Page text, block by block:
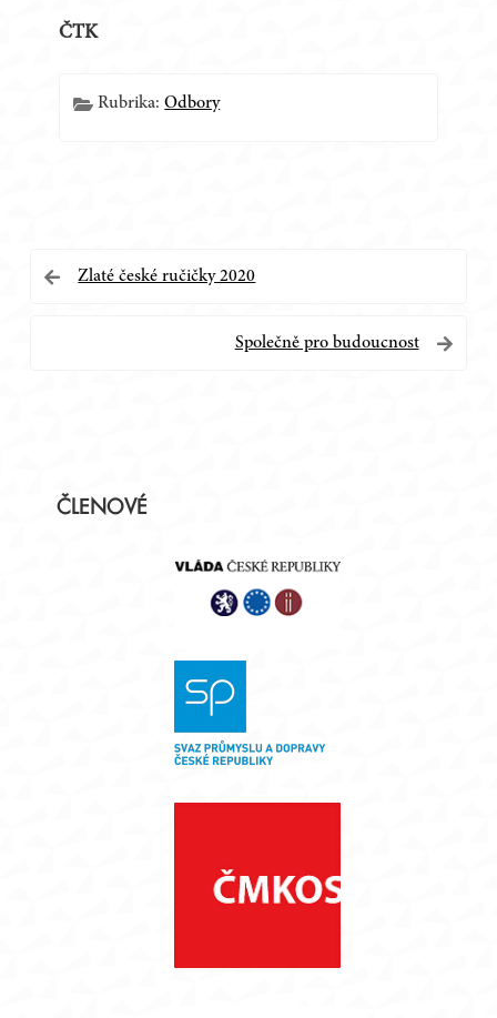
ČTK
Rubrika:Odbory
Navigace
Zlaté české ručičky 2020
Společně pro budoucnost
ČLENOVÉ